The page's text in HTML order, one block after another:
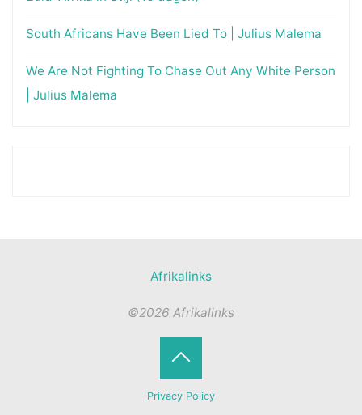
South Africans Have Been Lied To | Julius Malema
We Are Not Fighting To Chase Out Any White Person
| Julius Malema
Afrikalinks
©2026 Afrikalinks
Privacy Policy
Terug